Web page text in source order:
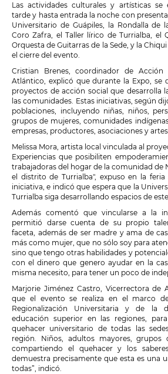
Las actividades culturales y artísticas se
tarde y hasta entrada la noche con
Universitario de Guápiles, la Rondalla de
Coro Zafra, el Taller lírico de Turrialba, el
Orquesta de Guitarras de la Sede, y la
el cierre del evento.
Cristian Brenes, coordinador de Acción
Atlántico, explicó que durante la Expo, se
proyectos de acción social que desarrolla
las comunidades. Estas iniciativas, según
poblaciones, incluyendo niñas, niños,
grupos de mujeres, comunidades
empresas, productores, asociaciones y
Melissa Mora, artista local vinculada al
Experiencias que posibiliten
trabajadoras del hogar de la comunidad de
el distrito de Turrialba", expuso en la
iniciativa, e indicó que espera que la
Turrialba siga desarrollando espacios de
Además comentó que vincularse a la
permitió darse cuenta de su propio
faceta, además de ser madre y ama de
más como mujer, que no sólo soy para
sino que tengo otras habilidades y
con el dinero que genero ayudar en la
misma necesito, para tener un poco de
Marjorie Jiménez Castro, Vicerrectora de
que el evento se realiza en el marco
Regionalización Universitaria y de la
educación superior en las regiones,
quehacer universitario de todas las
región. Niños, adultos mayores, grupos
compartiendo el quehacer y los
demuestra precisamente que esta es una
todas”, indicó.